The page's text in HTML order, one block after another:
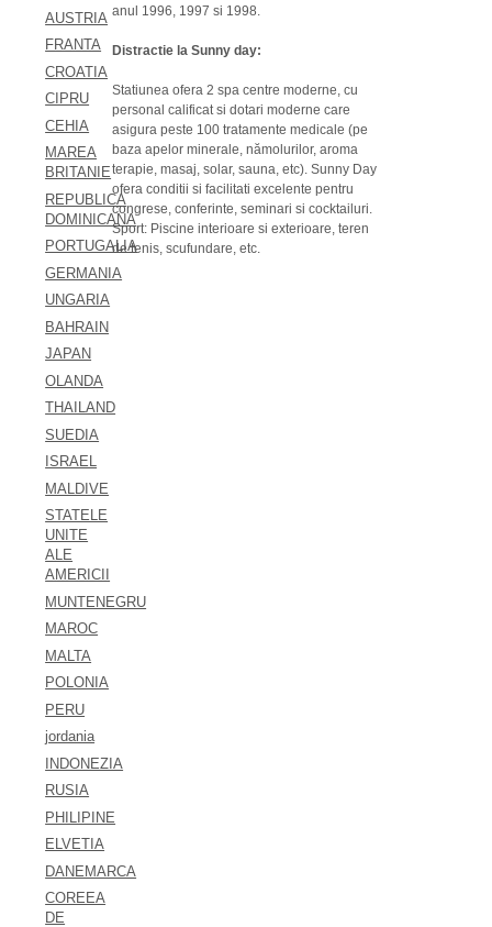
AUSTRIA
FRANTA
CROATIA
CIPRU
CEHIA
MAREA
BRITANIE
REPUBLICA
DOMINICANA
PORTUGALIA
GERMANIA
UNGARIA
BAHRAIN
JAPAN
OLANDA
THAILAND
SUEDIA
ISRAEL
MALDIVE
STATELE
UNITE
ALE
AMERICII
MUNTENEGRU
MAROC
MALTA
POLONIA
PERU
jordania
INDONEZIA
RUSIA
PHILIPINE
ELVETIA
DANEMARCA
COREEA
DE
anul 1996, 1997 si 1998.
Distractie la Sunny day:
Statiunea ofera 2 spa centre moderne, cu
personal calificat si dotari moderne care
asigura peste 100 tratamente medicale (pe
baza apelor minerale, nămolurilor, aroma
terapie, masaj, solar, sauna, etc). Sunny Day
ofera conditii si facilitati excelente pentru
congrese, conferinte, seminari si cocktailuri.
Sport: Piscine interioare si exterioare, teren
de tenis, scufundare, etc.